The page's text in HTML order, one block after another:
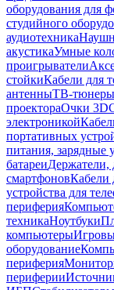
оборудования для
студийного
аудиотехника
акустикаУмные
проигрыватели
стойкиКабели для
антенныТВ-тюнеры
проектораОчки 3D
электроникой
портативных
питания, зарядные
батареиДержатели,
смартфоновКабели
устройства для
периферия
техникаНоутбуки
компьютеры
оборудование
периферия
периферии